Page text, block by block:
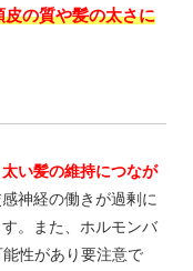
の質や髪の太さに
い髪の維持につなが
神経の働きが過剰に
。また、ホルモンバ
性があり要注意で